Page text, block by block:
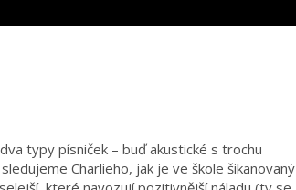
typy písniček – buď akustické s trochu
Charlieho, jak je ve škole šikanovaný